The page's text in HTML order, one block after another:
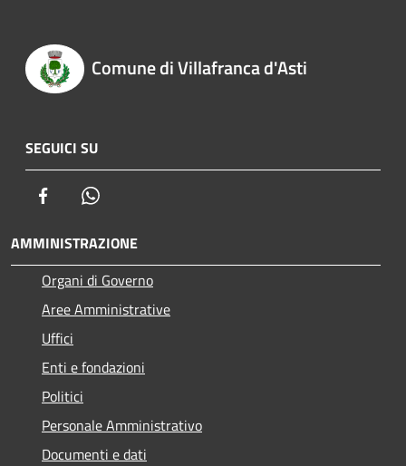
Comune di Villafranca d'Asti
SEGUICI SU
Facebook
AMMINISTRAZIONE
Organi di Governo
Aree Amministrative
Uffici
Enti e fondazioni
Politici
Personale Amministrativo
Documenti e dati